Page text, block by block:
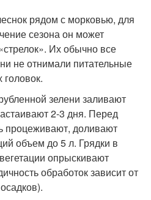
рядом с морковью, для
сезона он может
Их обычно все
не отнимали питательные
зелени заливают
2-3 дня. Перед
процеживают, доливают
объем до 5 л. Грядки в
опрыскивают
обработок зависит от